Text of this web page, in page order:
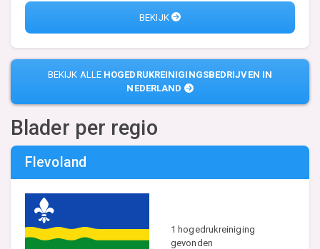
BEKIJK
BEKIJK ALLE HOGEDRUKREINIGINGSBEDRIJVEN IN
NEDERLAND
Blader per regio
Flevoland
1 hogedrukreiniging
gevonden